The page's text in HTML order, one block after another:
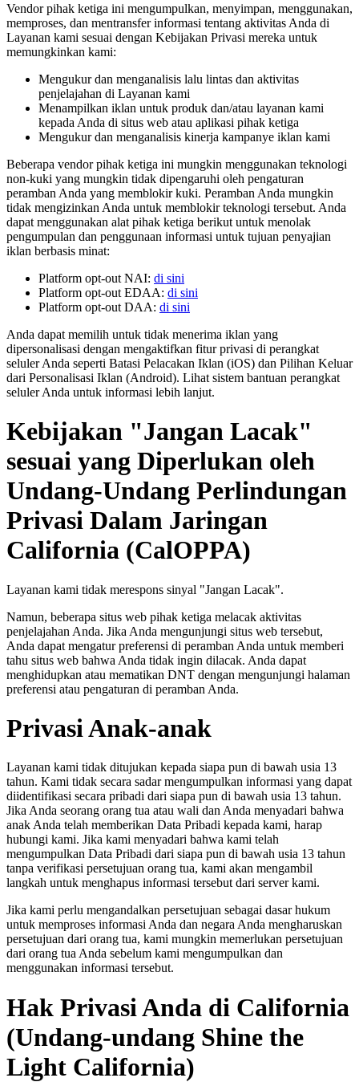
Vendor pihak ketiga ini mengumpulkan, menyimpan, menggunakan,
memproses, dan mentransfer informasi tentang aktivitas Anda di
Layanan kami sesuai dengan Kebijakan Privasi mereka untuk
memungkinkan kami:
Mengukur dan menganalisis lalu lintas dan aktivitas
penjelajahan di Layanan kami
Menampilkan iklan untuk produk dan/atau layanan kami
kepada Anda di situs web atau aplikasi pihak ketiga
Mengukur dan menganalisis kinerja kampanye iklan kami
Beberapa vendor pihak ketiga ini mungkin menggunakan teknologi
non-kuki yang mungkin tidak dipengaruhi oleh pengaturan
peramban Anda yang memblokir kuki. Peramban Anda mungkin
tidak mengizinkan Anda untuk memblokir teknologi tersebut. Anda
dapat menggunakan alat pihak ketiga berikut untuk menolak
pengumpulan dan penggunaan informasi untuk tujuan penyajian
iklan berbasis minat:
Platform opt-out NAI: di sini
Platform opt-out EDAA: di sini
Platform opt-out DAA: di sini
Anda dapat memilih untuk tidak menerima iklan yang
dipersonalisasi dengan mengaktifkan fitur privasi di perangkat
seluler Anda seperti Batasi Pelacakan Iklan (iOS) dan Pilihan Keluar
dari Personalisasi Iklan (Android). Lihat sistem bantuan perangkat
seluler Anda untuk informasi lebih lanjut.
Kebijakan "Jangan Lacak"
sesuai yang Diperlukan oleh
Undang-Undang Perlindungan
Privasi Dalam Jaringan
California (CalOPPA)
Layanan kami tidak merespons sinyal "Jangan Lacak".
Namun, beberapa situs web pihak ketiga melacak aktivitas
penjelajahan Anda. Jika Anda mengunjungi situs web tersebut,
Anda dapat mengatur preferensi di peramban Anda untuk memberi
tahu situs web bahwa Anda tidak ingin dilacak. Anda dapat
menghidupkan atau mematikan DNT dengan mengunjungi halaman
preferensi atau pengaturan di peramban Anda.
Privasi Anak-anak
Layanan kami tidak ditujukan kepada siapa pun di bawah usia 13
tahun. Kami tidak secara sadar mengumpulkan informasi yang dapat
diidentifikasi secara pribadi dari siapa pun di bawah usia 13 tahun.
Jika Anda seorang orang tua atau wali dan Anda menyadari bahwa
anak Anda telah memberikan Data Pribadi kepada kami, harap
hubungi kami. Jika kami menyadari bahwa kami telah
mengumpulkan Data Pribadi dari siapa pun di bawah usia 13 tahun
tanpa verifikasi persetujuan orang tua, kami akan mengambil
langkah untuk menghapus informasi tersebut dari server kami.
Jika kami perlu mengandalkan persetujuan sebagai dasar hukum
untuk memproses informasi Anda dan negara Anda mengharuskan
persetujuan dari orang tua, kami mungkin memerlukan persetujuan
dari orang tua Anda sebelum kami mengumpulkan dan
menggunakan informasi tersebut.
Hak Privasi Anda di California
(Undang-undang Shine the
Light California)